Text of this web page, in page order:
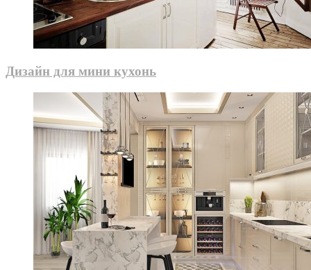
Дизайн для мини кухонь